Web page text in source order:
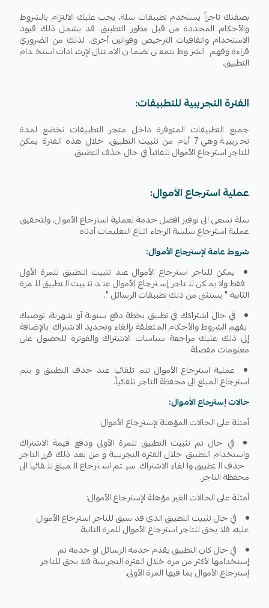
بصفتك تاجراً يستخدم تطبيقات سلة، يجب عليك الالتزام بالشروط
والأحكام المحددة من قبل مطور التطبيق. قد يشمل ذلك قيود
الاستخدام واتفاقيات الترخيص وقوانين أخرى. لذلك من الضروري
قراءة وفهم الشروط بتمعن لضمان الامتثال لإرشادات استخدام
التطبيق.
الفترة التجريبية للتطبيقات:
جميع التطبيقات المتوفرة داخل متجر التطبيقات تخضع لمدة
تجريبية وهي 7 أيام من تثبيت التطبيق. خلال هذه الفترة يمكن
للتاجر استرجاع الأموال تلقائياً في حال حذف التطبيق.
عملية استرجاع الأموال:
سلة تسعى الى توفير افضل خدمة لعملية استرجاع الأموال، ولتحقيق
عملية استرجاع سلسة الرجاء اتباع التعليمات أدناه:
شروط عامة لإسترجاع الأموال:
يمكن للتاجر استرجاع الأموال عند تثبيت التطبيق للمرة الأولى
فقط ولا يمكن للتاجر إسترجاع الأموال عند تثبيت التطبيق للمرة
الثانية " يستثنى من ذلك تطبيقات الرسائل ".
في حال اشتراكك في تطبيق بخطة دفع سنوية أو شهرية، نوصيك
بفهم الشروط والأحكام المتعلقة بإلغاء وتجديد الاشتراك. بالإضافة
إلى ذلك عليك مراجعة سياسات الاشتراك والفوترة للحصول على
معلومات مفصلة.
عملية استرجاع الأموال تتم تلقائيا عند حذف التطبيق و يتم
استرجاع المبلغ الى محفظة التاجر تلقائياً.
حالات إسترجاع الأموال:
أمثلة على الحالات المؤهلة لإسترجاع الأموال:
في حال تم تثبيت التطبيق للمرة الأولى ودفع قيمة الاشتراك
واستخدام التطبيق خلال الفترة التجريبية و من بعد ذلك قرر التاجر
حذف التطبيق والغاء الاشتراك. سيتم استرجاع المبلغ تلقائيا الى
محفظة التاجر.
أمثلة على الحالات الغير مؤهلة لإسترجاع الأموال:
في حال تثبيت التطبيق الذي قد سبق للتاجر استرجاع الأموال
عليه، فلا يحق للتاجر استرجاع الأموال للمرة الثانية.
في حال كان التطبيق يقدم خدمة الرسائل او خدمة تم
إستخدامها لأكثر من مرة خلال الفترة التجريبية فلا يحق للتاجر
إسترجاع الأموال بما فيها المرة الأولى.